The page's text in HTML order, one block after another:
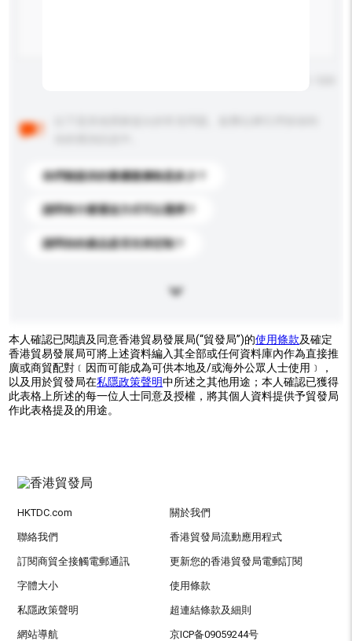
你們能提供的最優惠價格是多少？
請問有什麼運送方式可以選擇？
請問你的產品是否支持定制？
本人確認已閱讀及同意香港貿易發展局(“貿發局”)的使用條款及確定
香港貿易發展局可將上述資料編入其全部或任何資料庫內作為直接推
廣或商貿配對﹝因而可能成為可供本地及/或海外公眾人士使用﹞，
以及用於貿發局在私隱政策聲明中所述之其他用途；本人確認已獲得
此表格上所述的每一位人士同意及授權，將其個人資料提供予貿發局
作此表格提及的用途。
HKTDC.com 關於我們
聯絡我們 香港貿發局流動應用程式
訂閱商貿全接觸電郵通訊 更新您的香港貿發局電郵訂閱
字體大小 使用條款
私隱政策聲明 超連結條款及細則
網站導航 京ICP备09059244号